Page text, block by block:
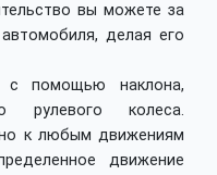
вы можете за
делая его
с помощью наклона,
рулевого колеса.
к любым движениям
движение